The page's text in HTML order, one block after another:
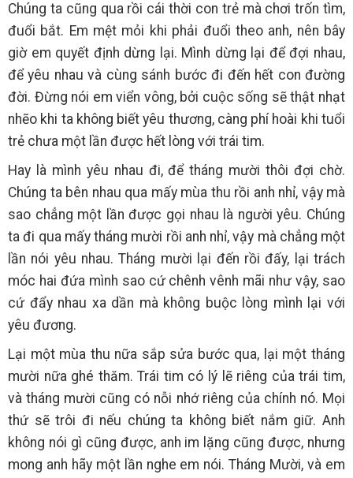
Chúng ta cũng qua rồi cái thời con trẻ mà chơi trốn tìm,
đuổi bắt. Em mệt mỏi khi phải đuổi theo anh, nên bây
giờ em quyết định dừng lại. Mình dừng lại để đợi nhau,
để yêu nhau và cùng sánh bước đi đến hết con đường
đời. Đừng nói em viển vông, bởi cuộc sống sẽ thật nhạt
nhẽo khi ta không biết yêu thương, càng phí hoài khi tuổi
trẻ chưa một lần được hết lòng với trái tim.
Hay là mình yêu nhau đi, để tháng mười thôi đợi chờ.
Chúng ta bên nhau qua mấy mùa thu rồi anh nhỉ, vậy mà
sao chẳng một lần được gọi nhau là người yêu. Chúng
ta đi qua mấy tháng mười rồi anh nhỉ, vậy mà chẳng một
lần nói yêu nhau. Tháng mười lại đến rồi đấy, lại trách
móc hai đứa mình sao cứ chênh vênh mãi như vậy, sao
cứ đẩy nhau xa dần mà không buộc lòng mình lại với
yêu đương.
Lại một mùa thu nữa sắp sửa bước qua, lại một tháng
mười nữa ghé thăm. Trái tim có lý lẽ riêng của trái tim,
và tháng mười cũng có nỗi nhớ riêng của chính nó. Mọi
thứ sẽ trôi đi nếu chúng ta không biết nắm giữ. Anh
không nói gì cũng được, anh im lặng cũng được, nhưng
mong anh hãy một lần nghe em nói. Tháng Mười, và em